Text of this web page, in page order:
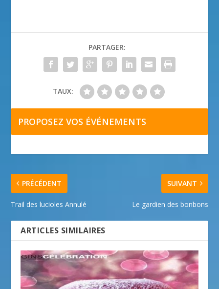
PARTAGER:
TAUX:
PROPOSEZ VOS ÉVÉNEMENTS
PRÉCÉDENT
Trail des lucioles Annulé
SUIVANT
Le gardien des bonbons
ARTICLES SIMILAIRES